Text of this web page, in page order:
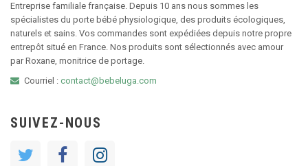
Entreprise familiale française. Depuis 10 ans nous sommes les
spécialistes du porte bébé physiologique, des produits écologiques,
naturels et sains. Vos commandes sont expédiées depuis notre propre
entrepôt situé en France. Nos produits sont sélectionnés avec amour
par Roxane, monitrice de portage.
Courriel : contact@bebeluga.com
SUIVEZ-NOUS